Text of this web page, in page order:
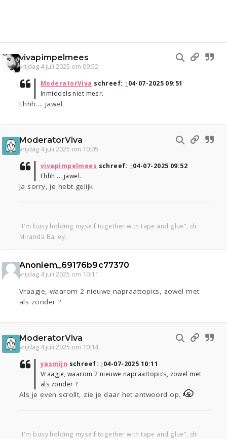
vivapimpelmees
vrijdag 4 juli 2025 om 09:52
ModeratorViva schreef: ↑04-07-2025 09:51
Inmiddels niet meer.
Ehhh.... jawel.
ModeratorViva
vrijdag 4 juli 2025 om 10:05
vivapimpelmees schreef: ↑04-07-2025 09:52
Ehhh.... jawel.
Ja sorry, je hebt gelijk.
"I'm busy holding myself together with tape and glue", dr.
Miranda Bailey.
Anoniem_69176b9c77370
vrijdag 4 juli 2025 om 10:11
Vraagje, waarom 2 nieuwe napraattopics, zowel met
als zonder ?
ModeratorViva
vrijdag 4 juli 2025 om 10:14
yasmijn schreef: ↑04-07-2025 10:11
Vraagje, waarom 2 nieuwe napraattopics, zowel met
als zonder ?
Als je even scrollt, zie je daar het antwoord op.
"I'm busy holding myself together with tape and glue", dr.